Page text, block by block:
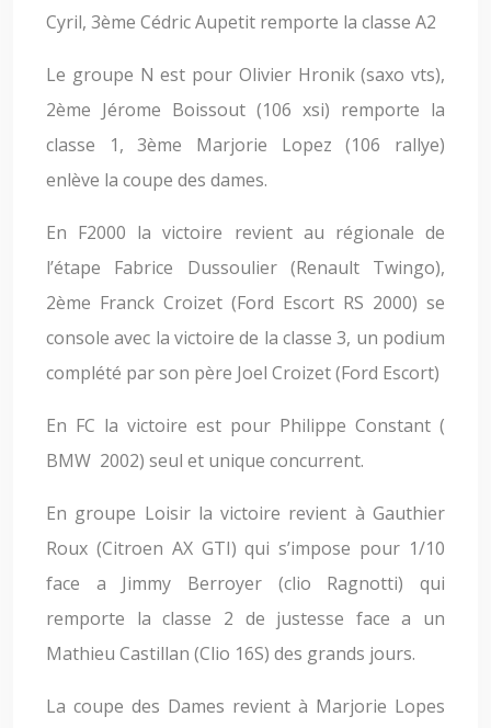
Cyril, 3ème Cédric Aupetit remporte la classe A2
Le groupe N est pour Olivier Hronik (saxo vts),
2ème Jérome Boissout (106 xsi) remporte la
classe 1, 3ème Marjorie Lopez (106 rallye)
enlève la coupe des dames.
En F2000 la victoire revient au régionale de
l’étape Fabrice Dussoulier (Renault Twingo),
2ème Franck Croizet (Ford Escort RS 2000) se
console avec la victoire de la classe 3, un podium
complété par son père Joel Croizet (Ford Escort)
En FC la victoire est pour Philippe Constant (
BMW 2002) seul et unique concurrent.
En groupe Loisir la victoire revient à Gauthier
Roux (Citroen AX GTI) qui s’impose pour 1/10
face a Jimmy Berroyer (clio Ragnotti) qui
remporte la classe 2 de justesse face a un
Mathieu Castillan (Clio 16S) des grands jours.
La coupe des Dames revient à Marjorie Lopes